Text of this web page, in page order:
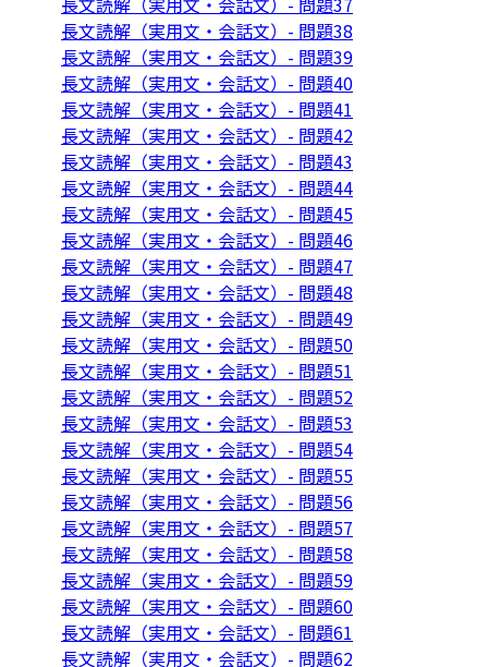
長文読解（実用文・会話文）- 問題38
長文読解（実用文・会話文）- 問題39
長文読解（実用文・会話文）- 問題40
長文読解（実用文・会話文）- 問題41
長文読解（実用文・会話文）- 問題42
長文読解（実用文・会話文）- 問題43
長文読解（実用文・会話文）- 問題44
長文読解（実用文・会話文）- 問題45
長文読解（実用文・会話文）- 問題46
長文読解（実用文・会話文）- 問題47
長文読解（実用文・会話文）- 問題48
長文読解（実用文・会話文）- 問題49
長文読解（実用文・会話文）- 問題50
長文読解（実用文・会話文）- 問題51
長文読解（実用文・会話文）- 問題52
長文読解（実用文・会話文）- 問題53
長文読解（実用文・会話文）- 問題54
長文読解（実用文・会話文）- 問題55
長文読解（実用文・会話文）- 問題56
長文読解（実用文・会話文）- 問題57
長文読解（実用文・会話文）- 問題58
長文読解（実用文・会話文）- 問題59
長文読解（実用文・会話文）- 問題60
長文読解（実用文・会話文）- 問題61
長文読解（実用文・会話文）- 問題62